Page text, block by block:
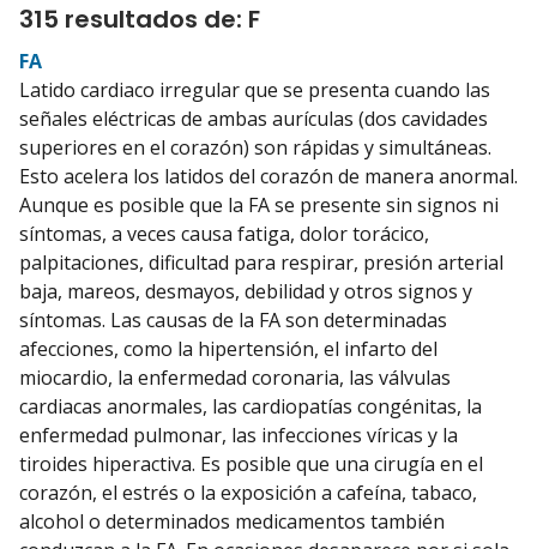
315 resultados de: F
FA
Latido cardiaco irregular que se presenta cuando las
señales eléctricas de ambas aurículas (dos cavidades
superiores en el corazón) son rápidas y simultáneas.
Esto acelera los latidos del corazón de manera anormal.
Aunque es posible que la FA se presente sin signos ni
síntomas, a veces causa fatiga, dolor torácico,
palpitaciones, dificultad para respirar, presión arterial
baja, mareos, desmayos, debilidad y otros signos y
síntomas. Las causas de la FA son determinadas
afecciones, como la hipertensión, el infarto del
miocardio, la enfermedad coronaria, las válvulas
cardiacas anormales, las cardiopatías congénitas, la
enfermedad pulmonar, las infecciones víricas y la
tiroides hiperactiva. Es posible que una cirugía en el
corazón, el estrés o la exposición a cafeína, tabaco,
alcohol o determinados medicamentos también